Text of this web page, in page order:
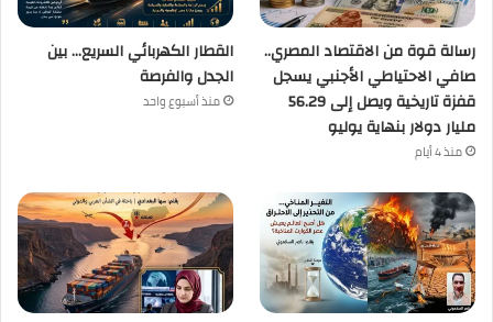
رسالة قوة من الاقتصاد المصري..
صافي الاحتياطي الأجنبي يسجل
قفزة تاريخية ويصل إلى 56.29
مليار دولار بنهاية يوليو
منذ 4 أيام
القطار الكهربائي السريع… بين
الجدل والفرصة
منذ أسبوع واحد